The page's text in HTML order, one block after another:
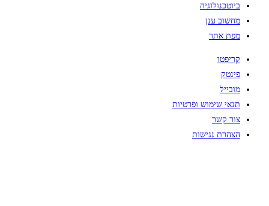
ביוטכנולוגיה
מחשוב ענן
מפת אתר
קריפטו
פינטק
מובייל
תנאי שימוש ופרטיות
צור קשר
הצהרת נגישות